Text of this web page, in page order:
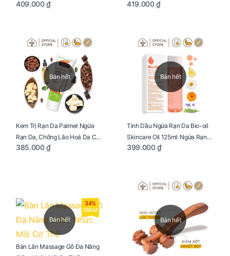
Mẹ Bầu Chai 250ml
409.000 ₫
Bầu Hũ 125g
419.000 ₫
Bán hết
Kem Trị Rạn Da Palmer Ngừa
Rạn Da, Chống Lão Hoá Da Cho
Mẹ Bầu Tuýp 125g
385.000 ₫
Bán hết
Tinh Dầu Ngừa Rạn Da Bio-oil
Skincare Oil 125ml: Ngừa Rạn
Da, Chăm Sóc Da Toàn Diện
399.000 ₫
Bán hết
34%
GIẢM
Bàn Lăn Massage Gỗ Đa Năng
Bán hết